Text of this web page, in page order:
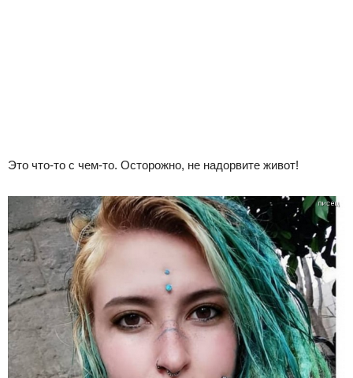
Это что-то с чем-то. Осторожно, не надорвите живот!